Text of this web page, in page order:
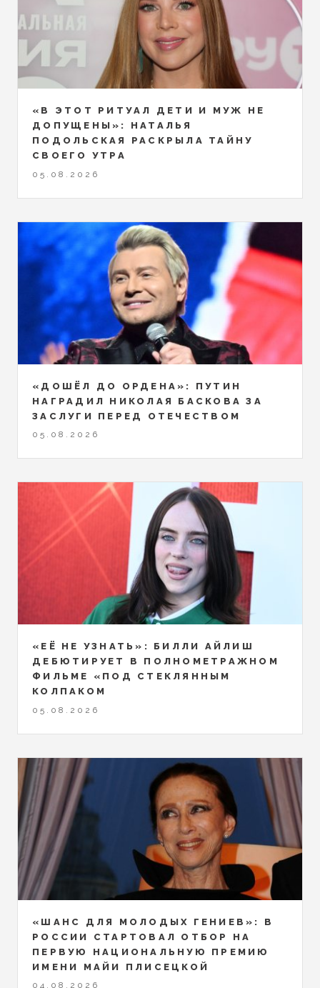
«В ЭТОТ РИТУАЛ ДЕТИ И МУЖ НЕ
ДОПУЩЕНЫ»: НАТАЛЬЯ
ПОДОЛЬСКАЯ РАСКРЫЛА ТАЙНУ
СВОЕГО УТРА
05.08.2026
«ДОШЁЛ ДО ОРДЕНА»: ПУТИН
НАГРАДИЛ НИКОЛАЯ БАСКОВА ЗА
ЗАСЛУГИ ПЕРЕД ОТЕЧЕСТВОМ
05.08.2026
«ЕЁ НЕ УЗНАТЬ»: БИЛЛИ АЙЛИШ
ДЕБЮТИРУЕТ В ПОЛНОМЕТРАЖНОМ
ФИЛЬМЕ «ПОД СТЕКЛЯННЫМ
КОЛПАКОМ
05.08.2026
«ШАНС ДЛЯ МОЛОДЫХ ГЕНИЕВ»: В
РОССИИ СТАРТОВАЛ ОТБОР НА
ПЕРВУЮ НАЦИОНАЛЬНУЮ ПРЕМИЮ
ИМЕНИ МАЙИ ПЛИСЕЦКОЙ
04.08.2026